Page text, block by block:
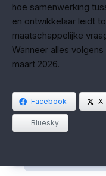
hoe samenwerking
en ontwikkelaar leidt
maatschappelijke
Wanneer alles
maart 2026.
Facebook X
Bluesky